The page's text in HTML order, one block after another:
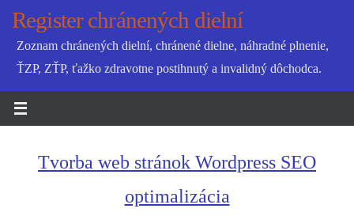
SkipRegister chránených dielní
Zoznam chránených dielní, chránené dielne, náhradné plnenie,
ŤZP, ZŤP, ťažko zdravotne postihnutý a invalidný dôchodca.
Tvorba web stránok Wordpress SEO
optimalizácia